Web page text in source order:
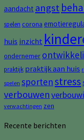
aandacht angst
spelen corona
huis inzicht
ondernemer
praktijk praktijk aan huis
spelen sportenstress
verbouwen
verwachtingen zen
Recente berichten